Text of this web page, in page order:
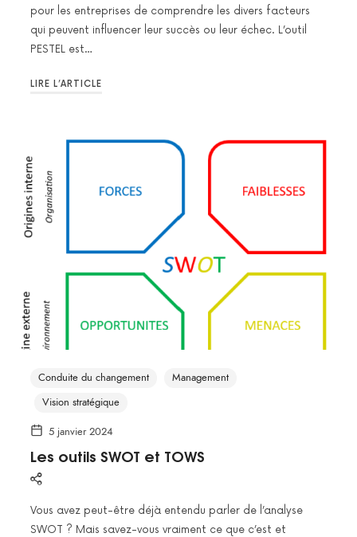
pour les entreprises de comprendre les divers facteurs
qui peuvent influencer leur succès ou leur échec. L’outil
PESTEL est…
LIRE L’ARTICLE
Conduite du changement
Management
Vision stratégique
5 janvier 2024
Les outils SWOT et TOWS
Vous avez peut-être déjà entendu parler de l’analyse
SWOT ? Mais savez-vous vraiment ce que c’est et